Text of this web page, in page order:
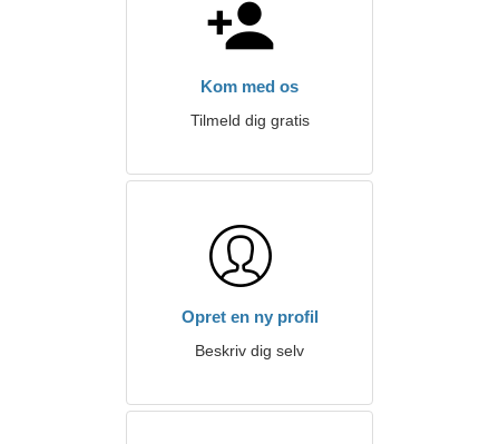
Kom med os
Tilmeld dig gratis
Opret en ny profil
Beskriv dig selv